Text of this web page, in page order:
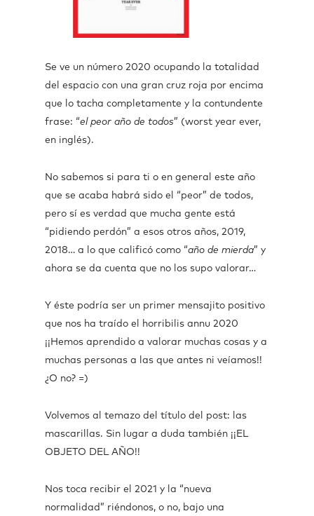
Se ve un número 2020 ocupando la totalidad
del espacio con una gran cruz roja por encima
que lo tacha completamente y la contundente
frase: “el peor año de todos” (worst year ever,
en inglés).
No sabemos si para ti o en general este año
que se acaba habrá sido el “peor” de todos,
pero sí es verdad que mucha gente está
“pidiendo perdón” a esos otros años, 2019,
2018… a lo que calificó como “año de mierda” y
ahora se da cuenta que no los supo valorar…
Y éste podría ser un primer mensajito positivo
que nos ha traído el horribilis annu 2020
¡¡Hemos aprendido a valorar muchas cosas y a
muchas personas a las que antes ni veíamos!!
¿O no? =)
Volvemos al temazo del título del post: las
mascarillas. Sin lugar a duda también ¡¡EL
OBJETO DEL AÑO!!
Nos toca recibir el 2021 y la “nueva
normalidad” riéndonos, o no, bajo una